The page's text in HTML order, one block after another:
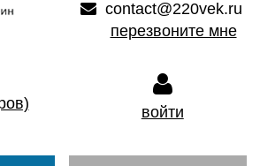
contact@220vek.ru
перезвоните мне
войти